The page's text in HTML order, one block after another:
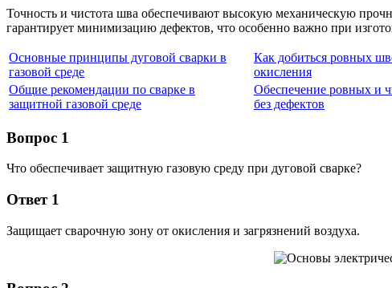
Точность и чистота шва обеспечивают высокую механическую
гарантирует минимизацию дефектов, что особенно важно при
Основные принципы дуговой сварки в
газовой среде
Как добиться ровных
окисления
Общие рекомендации по сварке в
защитной газовой среде
Обеспечение ровных и
без дефектов
Вопрос 1
Что обеспечивает защитную газовую среду при дуговой сварке?
Ответ 1
Защищает сварочную зону от окисления и загрязнений воздуха.